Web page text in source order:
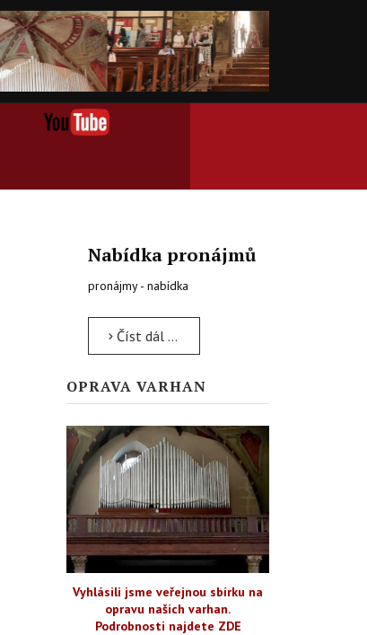
Nabídka pronájmů
pronájmy - nabídka
Číst dál …
OPRAVA VARHAN
Vyhlásili jsme veřejnou sbírku na
opravu našich varhan.
Podrobnosti najdete ZDE